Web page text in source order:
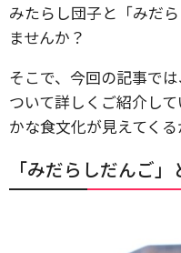
みたらし団子と「みだ
ませんか？
そこで、今回の記事で
ついて詳しくご紹介し
かな食文化が見えてくる
「みだらしだんご」